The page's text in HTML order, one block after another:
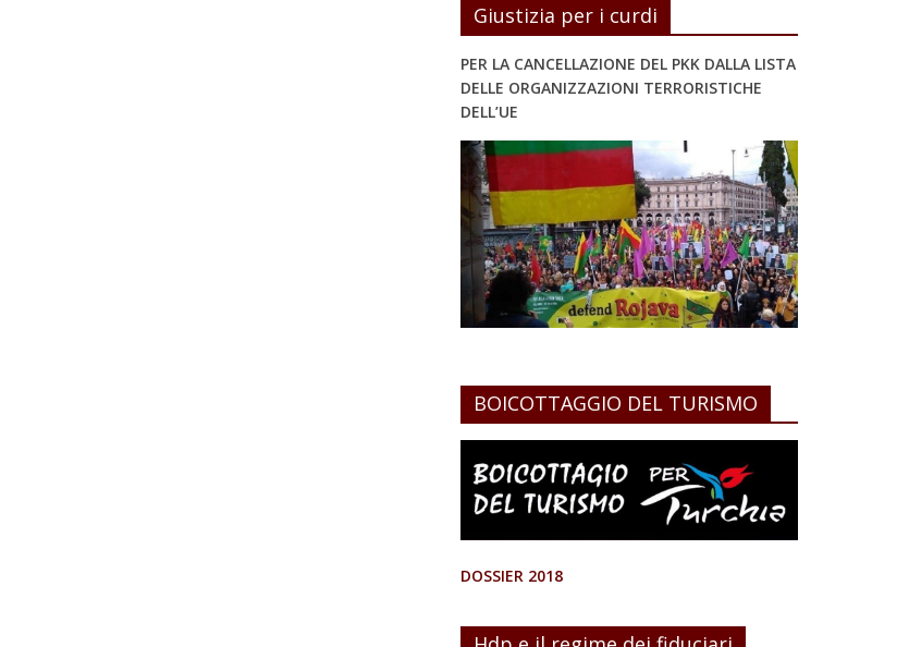
Giustizia per i curdi
PER LA CANCELLAZIONE DEL PKK DALLA LISTA
DELLE ORGANIZZAZIONI TERRORISTICHE
DELL’UE
BOICOTTAGGIO DEL TURISMO
DOSSIER 2018